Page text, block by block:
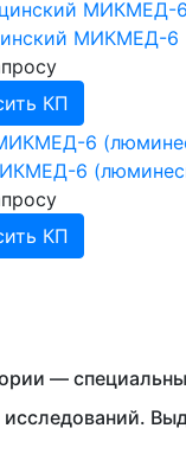
МИКМЕД-6
КП
6
КП
—
исследований.